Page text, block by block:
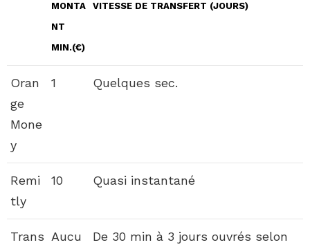
MONTA
NT
MIN.(€)
VITESSE DE TRANSFERT (JOURS)
Oran
ge
Mone
y
1 Quelques sec.
Remi
tly
10 Quasi instantané
Trans Aucu De 30 min à 3 jours ouvrés selon